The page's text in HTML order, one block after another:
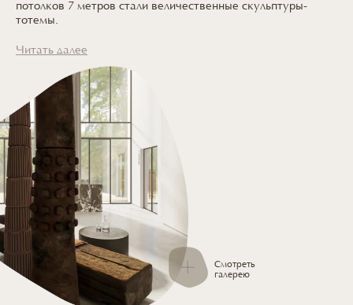
Смотреть
галерею
потолков 7 метров стали величественные скульптуры-
тотемы.
Читать далее